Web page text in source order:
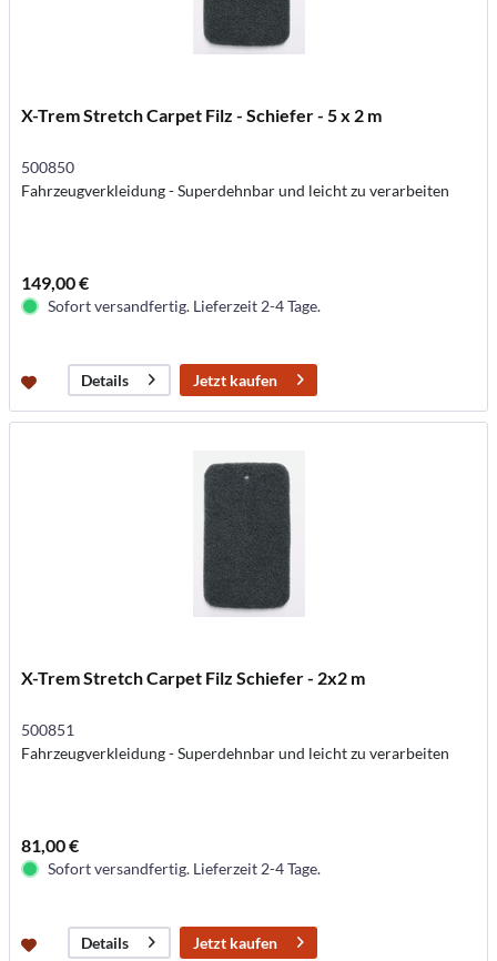
X-Trem Stretch Carpet Filz - Schiefer - 5 x 2 m
500850
Fahrzeugverkleidung - Superdehnbar und leicht zu verarbeiten
149,00 €
Sofort versandfertig. Lieferzeit 2-4 Tage.
Details Jetzt kaufen
X-Trem Stretch Carpet Filz Schiefer - 2x2 m
500851
Fahrzeugverkleidung - Superdehnbar und leicht zu verarbeiten
81,00 €
Sofort versandfertig. Lieferzeit 2-4 Tage.
Details Jetzt kaufen